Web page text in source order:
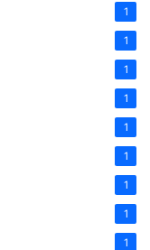
1
1
1
1
1
1
1
1
1